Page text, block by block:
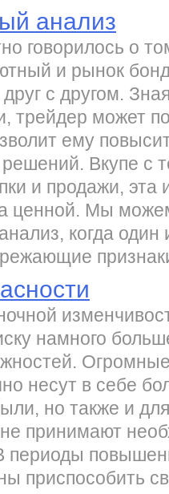
анализ
говорилось о
и рынок
с другом.
трейдер может
ему
Вкупе с
и продажи,
ценной. Мы
когда один
намного
несут в себе
но также и
принимают
периоды
приспособить